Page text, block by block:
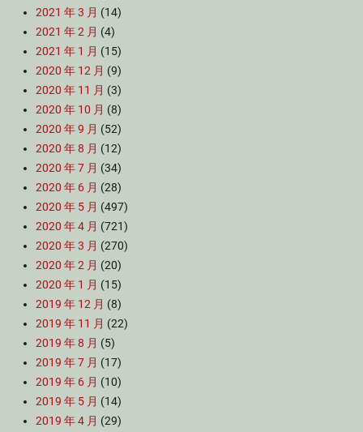
2021 年 3 月 (14)
2021 年 2 月 (4)
2021 年 1 月 (15)
2020 年 12 月 (9)
2020 年 11 月 (3)
2020 年 10 月 (8)
2020 年 9 月 (52)
2020 年 8 月 (12)
2020 年 7 月 (34)
2020 年 6 月 (28)
2020 年 5 月 (497)
2020 年 4 月 (721)
2020 年 3 月 (270)
2020 年 2 月 (20)
2020 年 1 月 (15)
2019 年 12 月 (8)
2019 年 11 月 (22)
2019 年 8 月 (5)
2019 年 7 月 (17)
2019 年 6 月 (10)
2019 年 5 月 (14)
2019 年 4 月 (29)